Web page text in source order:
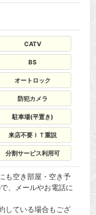
CATV
BS
オートロック
防犯カメラ
駐車場(平置き)
来店不要ＩＴ重説
分割サービス利用可
も空き部屋・空き予
、メールやお電話に
している場合もござ